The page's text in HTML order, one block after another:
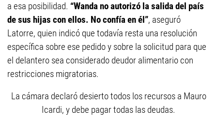
a esa posibilidad. “Wanda no autorizó la salida del país
de sus hijas con ellos. No confía en él”, aseguró
Latorre, quien indicó que todavía resta una resolución
específica sobre ese pedido y sobre la solicitud para que
el delantero sea considerado deudor alimentario con
restricciones migratorias.
La cámara declaró desierto todos los recursos a Mauro
Icardi, y debe pagar todas las deudas.